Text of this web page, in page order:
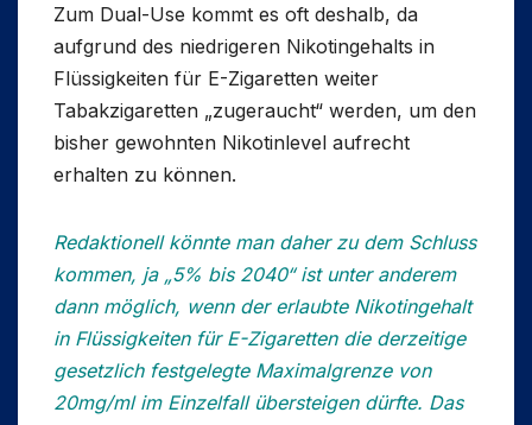
Zum Dual-Use kommt es oft deshalb, da
aufgrund des niedrigeren Nikotingehalts in
Flüssigkeiten für E-Zigaretten weiter
Tabakzigaretten „zugeraucht“ werden, um den
bisher gewohnten Nikotinlevel aufrecht
erhalten zu können.
Redaktionell könnte man daher zu dem Schluss
kommen, ja „5% bis 2040“ ist unter anderem
dann möglich, wenn der erlaubte Nikotingehalt
in Flüssigkeiten für E-Zigaretten die derzeitige
gesetzlich festgelegte Maximalgrenze von
20mg/ml im Einzelfall übersteigen dürfte. Das